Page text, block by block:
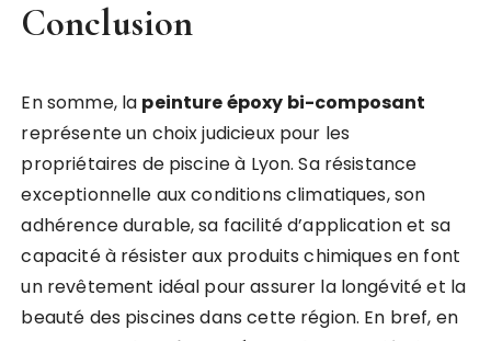
Conclusion
En somme, la peinture époxy bi-composant
représente un choix judicieux pour les
propriétaires de piscine à Lyon. Sa résistance
exceptionnelle aux conditions climatiques, son
adhérence durable, sa facilité d’application et sa
capacité à résister aux produits chimiques en font
un revêtement idéal pour assurer la longévité et la
beauté des piscines dans cette région. En bref, en